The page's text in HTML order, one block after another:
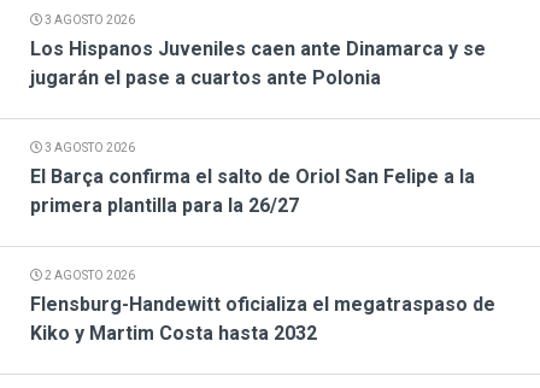
3 AGOSTO 2026
Los Hispanos Juveniles caen ante Dinamarca y se
jugarán el pase a cuartos ante Polonia
3 AGOSTO 2026
El Barça confirma el salto de Oriol San Felipe a la
primera plantilla para la 26/27
2 AGOSTO 2026
Flensburg-Handewitt oficializa el megatraspaso de
Kiko y Martim Costa hasta 2032